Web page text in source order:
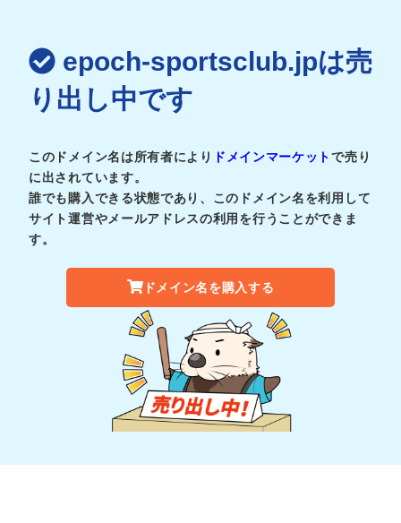
epoch-sportsclub.jpは売
り出し中です
このドメイン名は所有者により ドメインマーケットで売り
に出されています。
誰でも購入できる状態であり、このドメイン名を利用して
サイト運営やメールアドレスの利用を行うことができま
す。
ドメイン名を購入する